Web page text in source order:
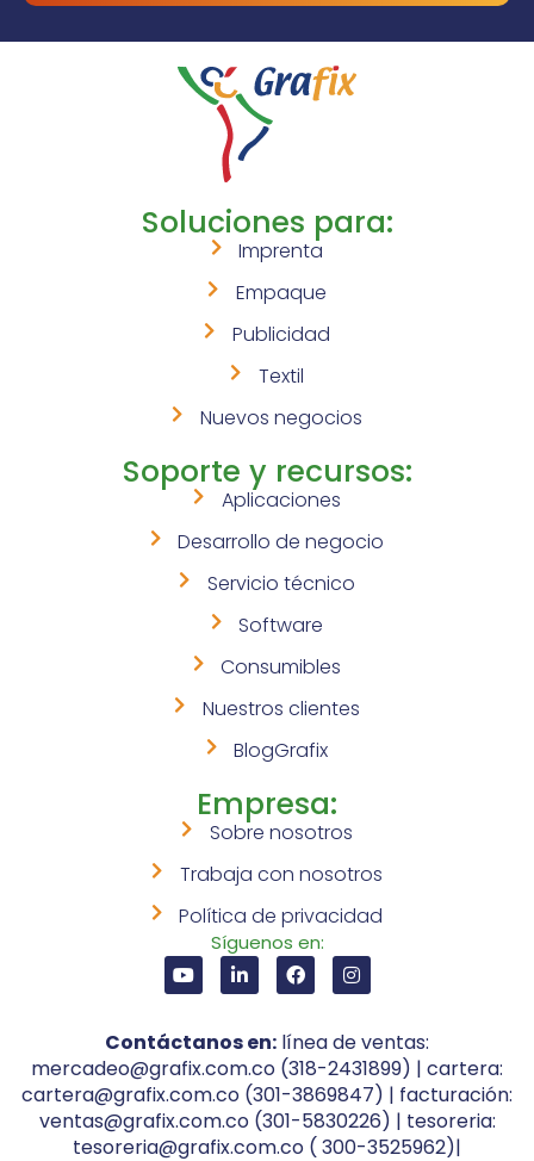
Soluciones para:
Imprenta
Empaque
Publicidad
Textil
Nuevos negocios
Soporte y recursos:
Aplicaciones
Desarrollo de negocio
Servicio técnico
Software
Consumibles
Nuestros clientes
BlogGrafix
Empresa:
Sobre nosotros
Trabaja con nosotros
Política de privacidad
Síguenos en:
Contáctanos en: línea de ventas:
mercadeo@grafix.com.co (318-2431899) | cartera:
cartera@grafix.com.co (301-3869847) | facturación:
ventas@grafix.com.co (301-5830226) | tesoreria:
tesoreria@grafix.com.co ( 300-3525962)|